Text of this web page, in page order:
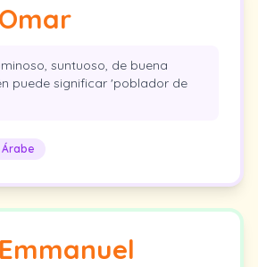
Omar
suntuoso, de buena
puede significar 'poblador de
Árabe
Emmanuel